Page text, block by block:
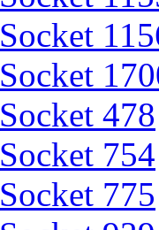
Socket
Socket
Socket 478
Socket 754
Socket 775